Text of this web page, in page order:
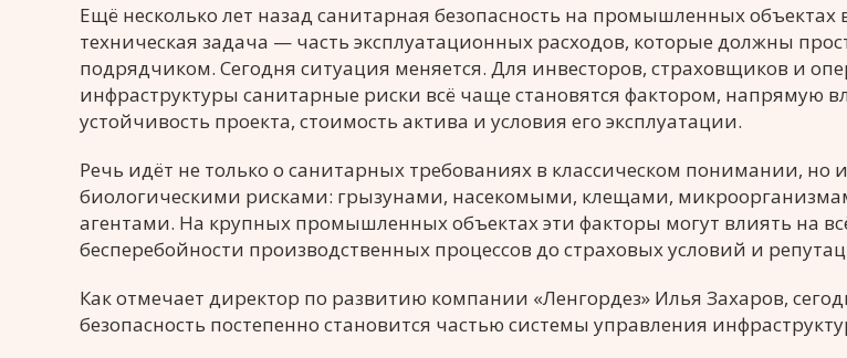
Ещё несколько лет назад санитарная безопасность на промышленных объектах
техническая задача — часть эксплуатационных расходов, которые должны
подрядчиком. Сегодня ситуация меняется. Для инвесторов, страховщиков и
инфраструктуры санитарные риски всё чаще становятся фактором, напрямую
устойчивость проекта, стоимость актива и условия его эксплуатации.
Речь идёт не только о санитарных требованиях в классическом понимании, но
биологическими рисками: грызунами, насекомыми, клещами,
агентами. На крупных промышленных объектах эти факторы могут влиять на
бесперебойности производственных процессов до страховых условий и
Как отмечает директор по развитию компании «Ленгордез» Илья Захаров,
безопасность постепенно становится частью системы управления